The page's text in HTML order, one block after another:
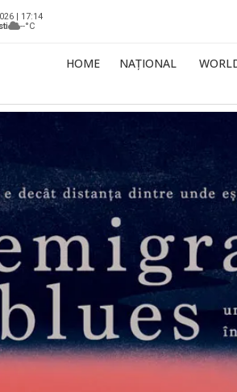
| 17:14
--°C
HOME NAȚIONAL